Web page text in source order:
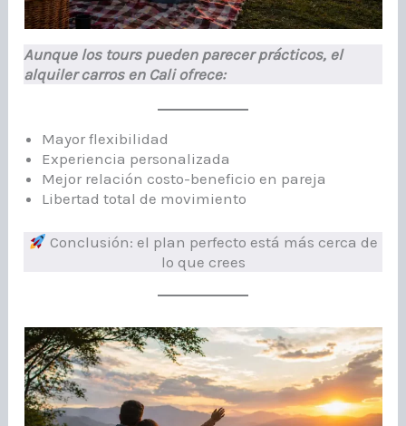
Aunque los tours pueden parecer prácticos, el
alquiler carros en Cali ofrece:
Mayor flexibilidad
Experiencia personalizada
Mejor relación costo-beneficio en pareja
Libertad total de movimiento
Conclusión: el plan perfecto está más cerca de
lo que crees